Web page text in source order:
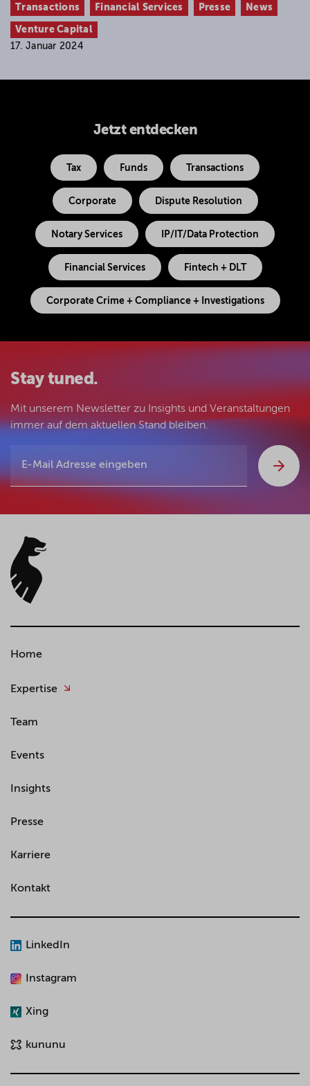
Transactions Financial Services Presse News
Venture Capital
17. Januar 2024
Jetzt entdecken
Tax Funds Transactions
Corporate Dispute Resolution
Notary Services IP/IT/Data Protection
Financial Services Fintech + DLT
Corporate Crime + Compliance + Investigations
Stay tuned.
Mit unserem Newsletter zu Insights und Veranstaltungen
immer auf dem aktuellen Stand bleiben.
Home
Expertise
Team
Events
Insights
Presse
Karriere
Kontakt
LinkedIn
Instagram
Xing
kununu